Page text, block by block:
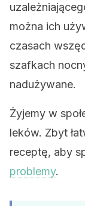
można ich
czasach
szafkach
nadużywane.
Żyjemy w
leków. Zbyt
receptę, aby
problemy.